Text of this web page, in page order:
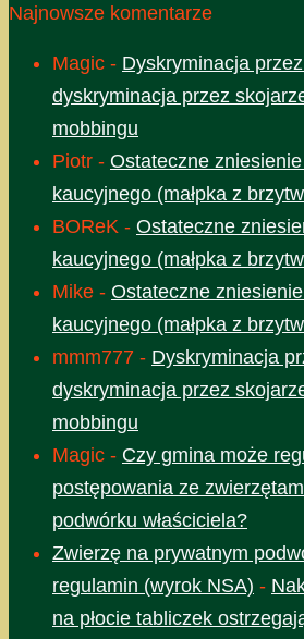
Najnowsze komentarze
Magic - Dyskryminacja
dyskryminacja przez
mobbingu
Piotr - Ostateczne
kaucyjnego (małpka z
BOReK - Ostateczne
kaucyjnego (małpka z
Mike - Ostateczne
kaucyjnego (małpka z
mmm777 - Dyskryminacja
dyskryminacja przez
mobbingu
Magic - Czy gmina może
postępowania ze
podwórku właściciela?
Zwierzę na prywatnym
regulamin (wyrok NSA) -
na płocie tabliczek